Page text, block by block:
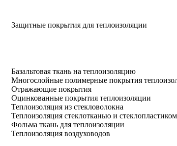
Защитные покрытия для теплоизоляции
Базальтовая ткань на теплоизоляцию
Многослойные полимерные покрытия
Отражающие покрытия
Оцинкованные покрытия теплоизоляции
Теплоизоляция из стекловолокна
Теплоизоляция стеклотканью и стеклопластиком
Фольма ткань для теплоизоляции
Теплоизоляция воздуховодов